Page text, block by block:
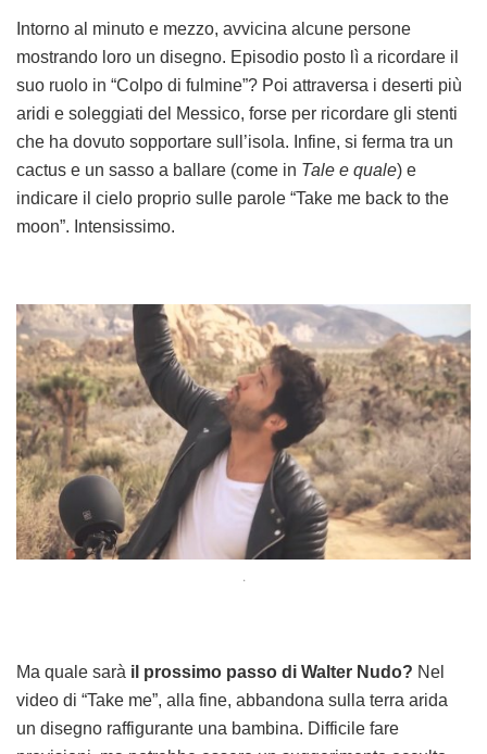
Intorno al minuto e mezzo, avvicina alcune persone
mostrando loro un disegno. Episodio posto lì a ricordare il
suo ruolo in “Colpo di fulmine”? Poi attraversa i deserti più
aridi e soleggiati del Messico, forse per ricordare gli stenti
che ha dovuto sopportare sull’isola. Infine, si ferma tra un
cactus e un sasso a ballare (come in Tale e quale) e
indicare il cielo proprio sulle parole “Take me back to the
moon”. Intensissimo.
.
Ma quale sarà il prossimo passo di Walter Nudo? Nel
video di “Take me”, alla fine, abbandona sulla terra arida
un disegno raffigurante una bambina. Difficile fare